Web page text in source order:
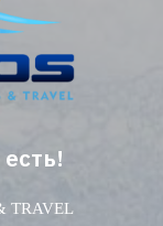
TRAVEL